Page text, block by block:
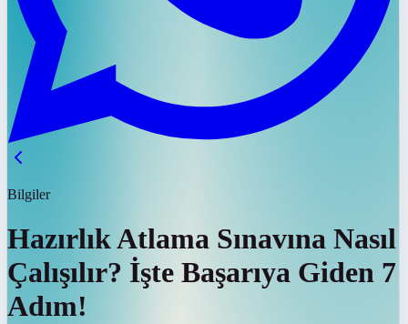
Bilgiler
Hazırlık Atlama Sınavına Nasıl
Çalışılır? İşte Başarıya Giden 7
Adım!